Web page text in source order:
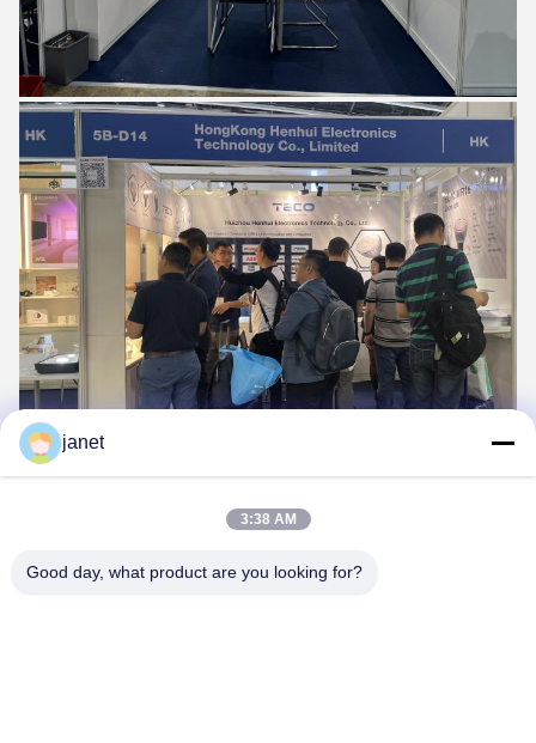
janet
3:38 AM
Good day, what product are you looking for?